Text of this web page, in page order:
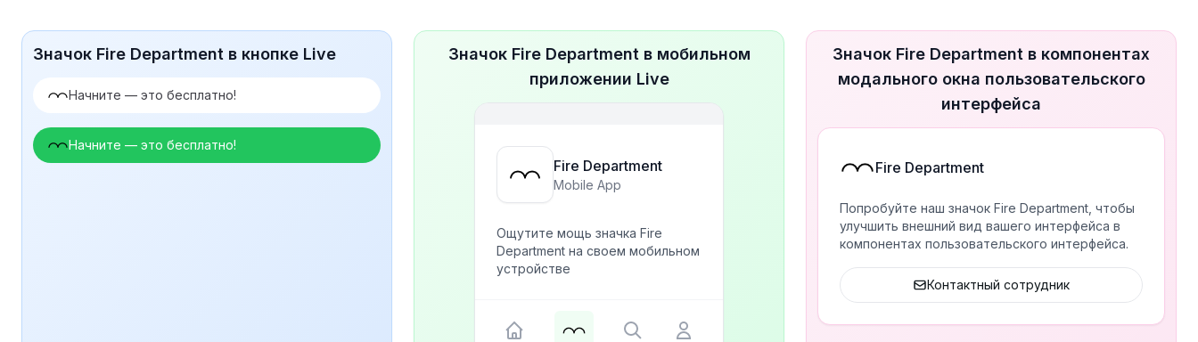
Значок Fire Department в кнопке Live
Начните — это бесплатно!
Начните — это бесплатно!
Значок Fire Department в мобильном
приложении Live
Fire Department
Mobile App
Ощутите мощь значка Fire
Department на своем мобильном
устройстве
Значок Fire Department в компонентах
модального окна пользовательского
интерфейса
Fire Department
Попробуйте наш значок Fire Department, чтобы
улучшить внешний вид вашего интерфейса в
компонентах пользовательского интерфейса.
Контактный сотрудник